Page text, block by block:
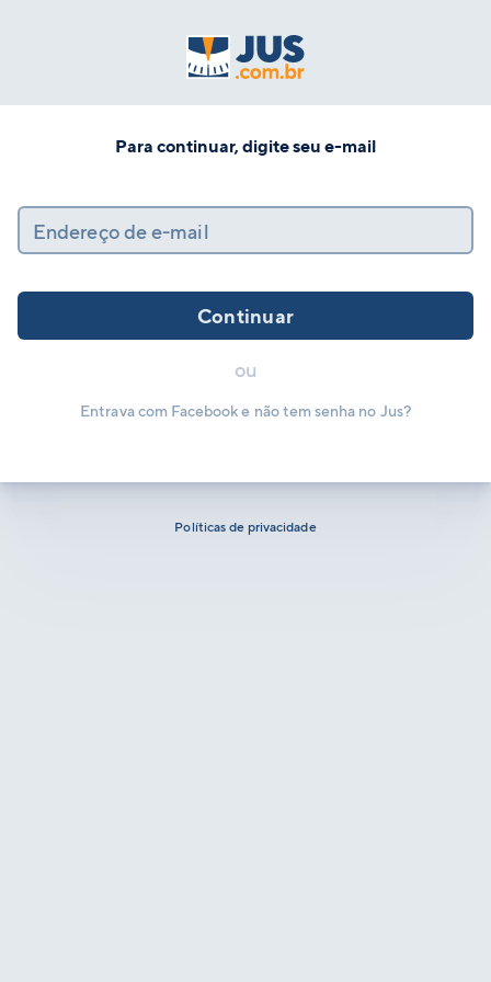
Para continuar, digite seu e-mail
Endereço de e-mail
Continuar
ou
Entrava com Facebook e não tem senha no Jus?
Políticas de privacidade